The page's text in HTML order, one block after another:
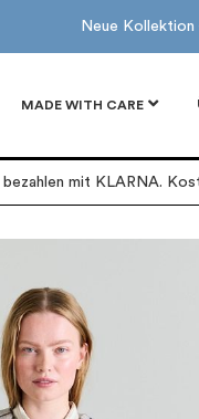
Neue Kollektion
MADE WITH CARE
mit KLARNA.